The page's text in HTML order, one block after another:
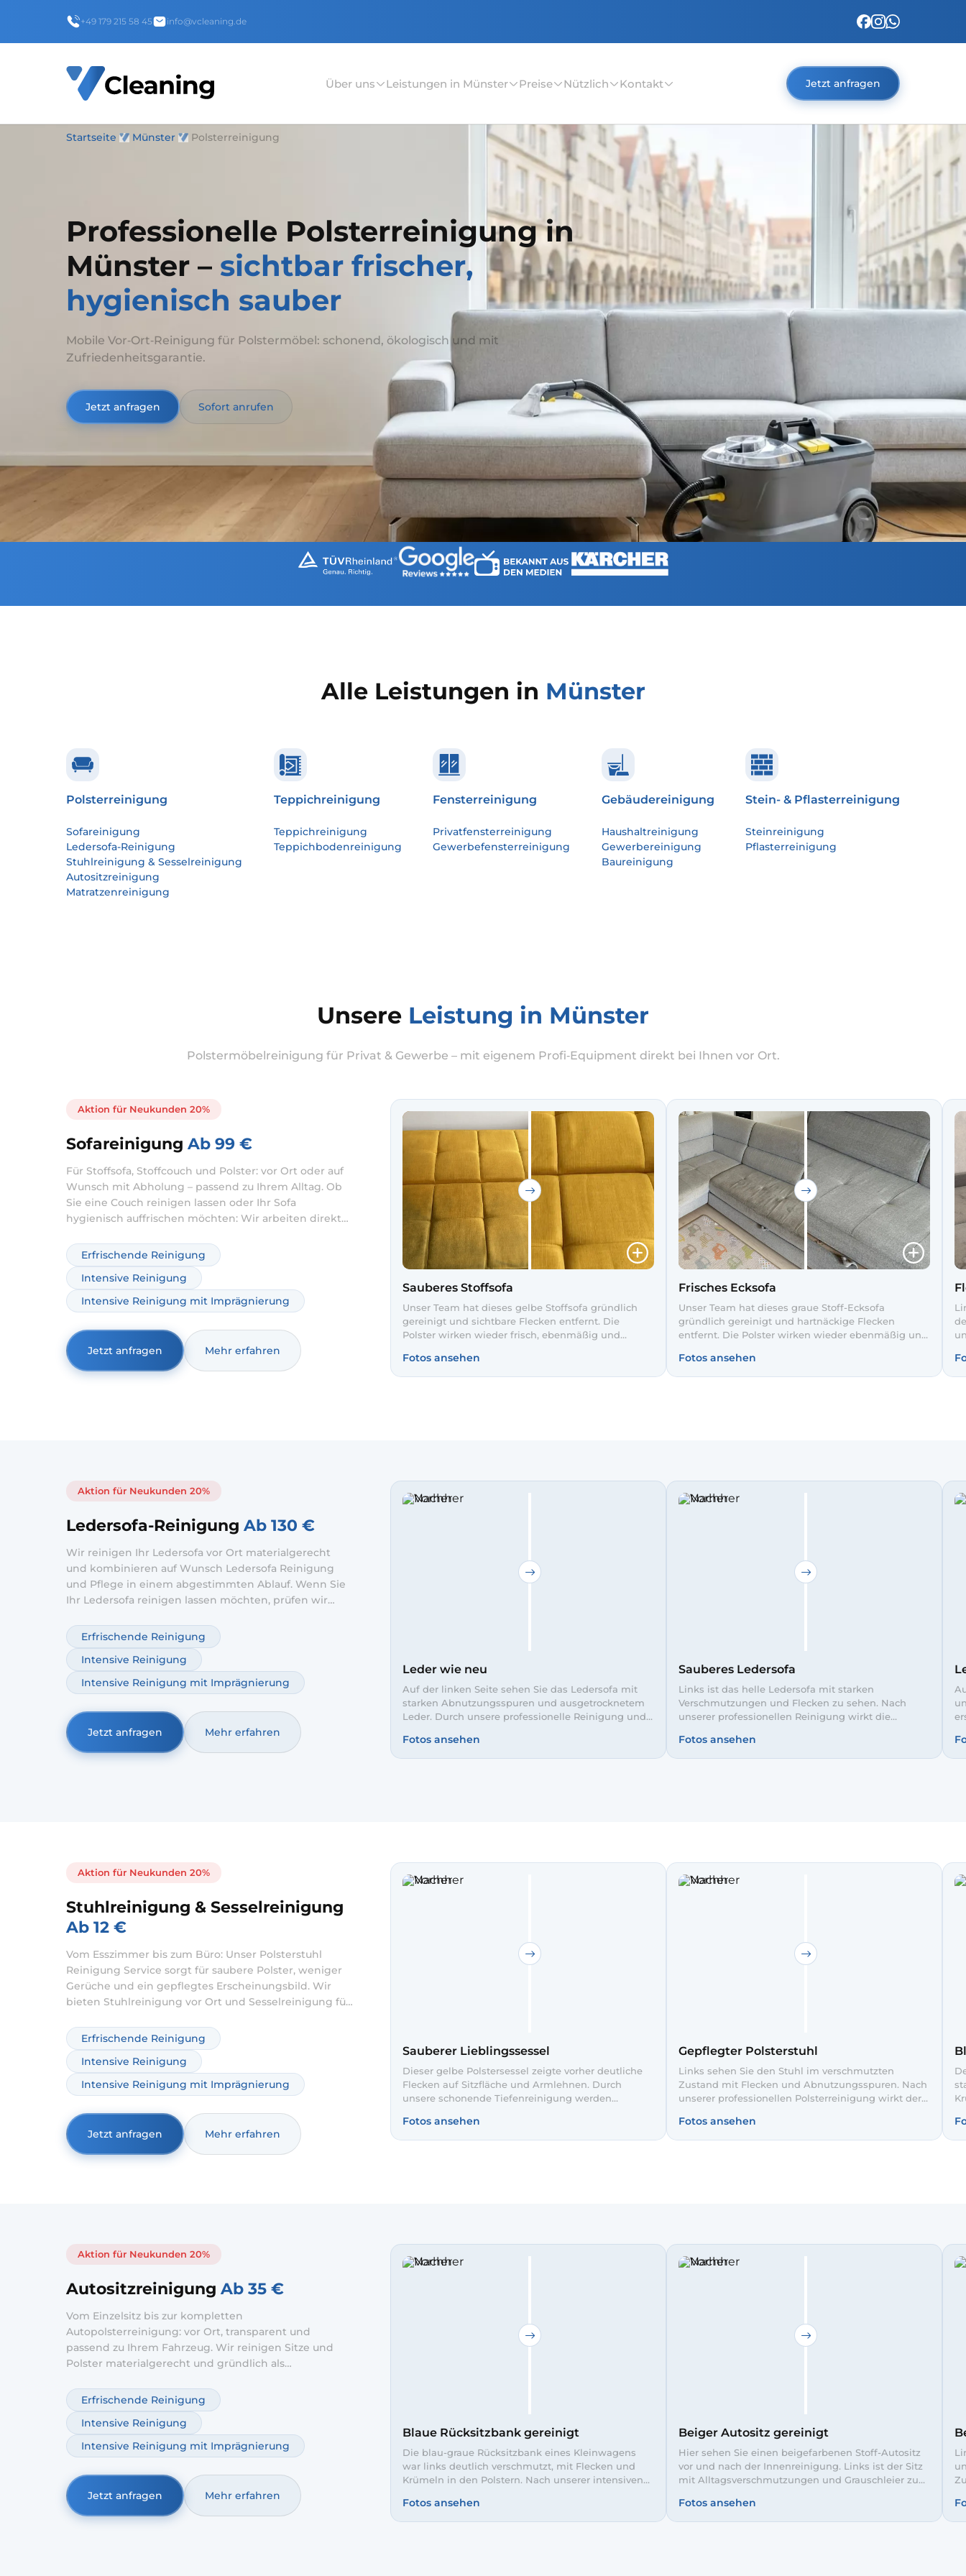
+49 179 215 58 45 info@vcleaning.de
Über uns Leistungen in Münster Preise Nützlich Kontakt Jetzt anfragen
Startseite Münster Polsterreinigung
Professionelle Polsterreinigung in
Münster – sichtbar frischer,
hygienisch sauber
Mobile Vor‑Ort‑Reinigung für Polstermöbel: schonend, ökologisch und mit
Zufriedenheitsgarantie.
Jetzt anfragen Sofort anrufen
Alle Leistungen in Münster
Polsterreinigung
Sofareinigung
Ledersofa-Reinigung
Stuhlreinigung & Sesselreinigung
Autositzreinigung
Matratzenreinigung
Teppichreinigung
Teppichreinigung
Teppichbodenreinigung
Fensterreinigung
Privatfensterreinigung
Gewerbefensterreinigung
Gebäudereinigung
Haushaltreinigung
Gewerbereinigung
Baureinigung
Stein- & Pflasterreinigung
Steinreinigung
Pflasterreinigung
Unsere Leistung in Münster
Polstermöbelreinigung für Privat & Gewerbe – mit eigenem Profi‑Equipment direkt bei Ihnen vor Ort.
Aktion für Neukunden 20%
Sofareinigung Ab 99 €
Für Stoffsofa, Stoffcouch und Polster: vor Ort oder auf
Wunsch mit Abholung – passend zu Ihrem Alltag. Ob
Sie eine Couch reinigen lassen oder Ihr Sofa
hygienisch auffrischen möchten: Wir arbeiten direkt
die Reinigung bei Bedarf mit intensiver Behandlung
gegen Verschmutzung und Gerüche.
Erfrischende Reinigung
Intensive Reinigung
Intensive Reinigung mit Imprägnierung
Jetzt anfragen Mehr erfahren
Sauberes Stoffsofa
Unser Team hat dieses gelbe Stoffsofa gründlich
gereinigt und sichtbare Flecken entfernt. Die
Polster wirken wieder frisch, ebenmäßig und
wie neu.
Fotos ansehen
Frisches Ecksofa
Unser Team hat dieses graue Stoff-Ecksofa
gründlich gereinigt und hartnäckige Flecken
entfernt. Die Polster wirken wieder ebenmäßig und
und einladend für Gäste.
Fotos ansehen
Aktion für Neukunden 20%
Ledersofa-Reinigung Ab 130 €
Wir reinigen Ihr Ledersofa vor Ort materialgerecht
und kombinieren auf Wunsch Ledersofa Reinigung
und Pflege in einem abgestimmten Ablauf. Wenn Sie
Ihr Ledersofa reinigen lassen möchten, prüfen wir
passende Methode. Ergänzend ist ein Ledersofa Pflege
Service möglich, damit das Leder geschmeidig bleibt
und länger gut aussieht.
Erfrischende Reinigung
Intensive Reinigung
Intensive Reinigung mit Imprägnierung
Jetzt anfragen Mehr erfahren
Leder wie neu
Auf der linken Seite sehen Sie das Ledersofa mit
starken Abnutzungsspuren und ausgetrocknetem
Leder. Durch unsere professionelle Reinigung und
gleichmäßig. Farbe und Glanz wurden aufgefrischt,
das Sofa sieht wieder nahezu wie neu aus.
Fotos ansehen
Sauberes Ledersofa
Links ist das helle Ledersofa mit starken
Verschmutzungen und Flecken zu sehen. Nach
unserer professionellen Reinigung wirkt die
bleibt Ihr Sofa hygienisch sauber und bequem für
die ganze Familie.
Fotos ansehen
Aktion für Neukunden 20%
Stuhlreinigung & Sesselreinigung
Ab 12 €
Vom Esszimmer bis zum Büro: Unser Polsterstuhl
Reinigung Service sorgt für saubere Polster, weniger
Gerüche und ein gepflegtes Erscheinungsbild. Wir
bieten Stuhlreinigung vor Ort und Sesselreinigung für
gründlich und planbar. Wenn Sie Stühle reinigen
lassen möchten, entfernen wir Flecken und Gerüche
schonend und abgestimmt auf Stoff, Mischgewebe
oder empfindliche Oberflächen.
Erfrischende Reinigung
Intensive Reinigung
Intensive Reinigung mit Imprägnierung
Jetzt anfragen Mehr erfahren
Sauberer Lieblingssessel
Dieser gelbe Polstersessel zeigte vorher deutliche
Flecken auf Sitzfläche und Armlehnen. Durch
unsere schonende Tiefenreinigung werden
aufgefrischt. So wirkt der Sessel wieder einladend
und hygienisch sauber.
Fotos ansehen
Gepflegter Polsterstuhl
Links sehen Sie den Stuhl im verschmutzten
Zustand mit Flecken und Abnutzungsspuren. Nach
unserer professionellen Polsterreinigung wirkt der
heller. So fügt sich der Stuhl wieder sauber und
gepflegt in Ihr Esszimmer ein.
Fotos ansehen
Aktion für Neukunden 20%
Autositzreinigung Ab 35 €
Vom Einzelsitz bis zur kompletten
Autopolsterreinigung: vor Ort, transparent und
passend zu Ihrem Fahrzeug. Wir reinigen Sitze und
Polster materialgerecht und gründlich als
starker Nutzung setzen wir auf Autositze
Tiefenreinigung; optional ergänzen wir
Autopolsterreinigung Geruchsentfernung.
Erfrischende Reinigung
Intensive Reinigung
Intensive Reinigung mit Imprägnierung
Jetzt anfragen Mehr erfahren
Blaue Rücksitzbank gereinigt
Die blau-graue Rücksitzbank eines Kleinwagens
war links deutlich verschmutzt, mit Flecken und
Krümeln in den Polstern. Nach unserer intensiven
gleichmäßig, farbkräftig und ordentlich. So fahren
Ihre Mitfahrer auf einer hygienisch sauberen
Fotos ansehen
Beiger Autositz gereinigt
Hier sehen Sie einen beigefarbenen Stoff-Autositz
vor und nach der Innenreinigung. Links ist der Sitz
mit Alltagsverschmutzungen und Grauschleier zu
Shampoonierung – gleichmäßig sauber und teils
noch leicht feucht. So fahren Sie wieder in einem
Fotos ansehen